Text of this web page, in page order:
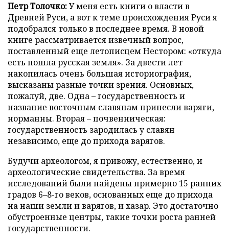
Петр Толочко:У меня есть книги о власти в
Древней Руси, а вот к теме происхождения Руси я
подобрался только в последнее время. В новой
книге рассматривается извечный вопрос,
поставленный еще летописцем Нестором: «откуда
есть пошла русская земля». За двести лет
накопилась очень большая историография,
высказаны разные точки зрения. Основных,
пожалуй, две. Одна – государственность и
название восточным славянам принесли варяги,
норманны. Вторая – почвенническая:
государственность зародилась у славян
независимо, еще до прихода варягов.
Будучи археологом, я привожу, естественно, и
археологические свидетельства. За время
исследований были найдены примерно 15 ранних
градов 6–8-го веков, основанных еще до прихода
на наши земли и варягов, и хазар. Это достаточно
обустроенные центры, такие точки роста ранней
государственности.